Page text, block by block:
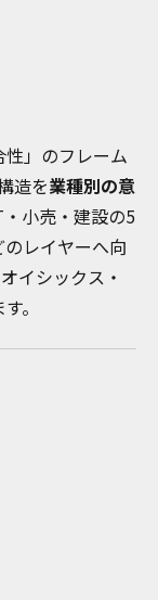
」のフレーム
造を業種別の意
小売・建設の5
レイヤーへ向
イシックス・
。